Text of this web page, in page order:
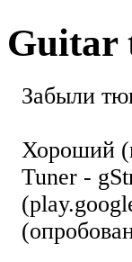
Guitar
Забыли
Хороший
Tuner -